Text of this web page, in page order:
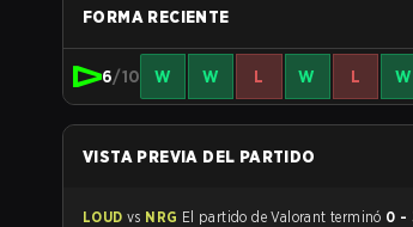
FORMA RECIENTE
6/10 W W L W L W
VISTA PREVIA DEL PARTIDO
LOUD vs NRG El partido de Valorant terminó 0 -